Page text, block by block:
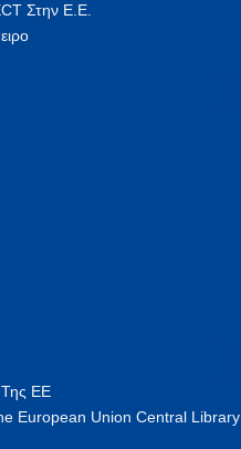
Στην Ε.Ε.
ΕΕ
European Union Central Library